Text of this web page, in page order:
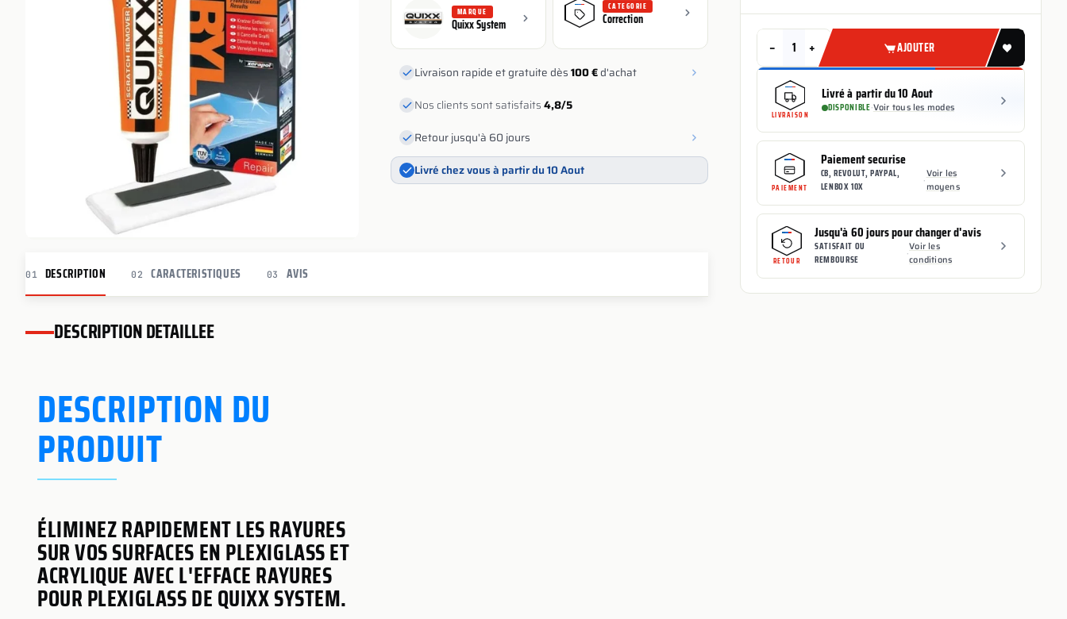
MARQUE
Quixx System
CATEGORIE
Correction
Livraison rapide et gratuite dès100 €d'achat
Nos clients sont satisfaits4,8/5
Retour jusqu'à 60 jours
Livré chez vous à partir du 10 Aout
01 DESCRIPTION 02 CARACTERISTIQUES 03 AVIS
DESCRIPTION DETAILLEE
DESCRIPTION DU
PRODUIT
​ÉLIMINEZ RAPIDEMENT LES RAYURES
SUR VOS SURFACES EN PLEXIGLASS ET
ACRYLIQUE AVEC L'EFFACE RAYURES
POUR PLEXIGLASS DE QUIXX SYSTEM.
− + AJOUTER
LIVRAISON
Livré à partir du 10 Aout
DISPONIBLE·Voir tous les modes
PAIEMENT
Paiement securise
CB, REVOLUT, PAYPAL,
LENBOX 10X
·Voir les
moyens
RETOUR
Jusqu'à 60 jours pour changer d'avis
SATISFAIT OU
REMBOURSE
·Voir les
conditions